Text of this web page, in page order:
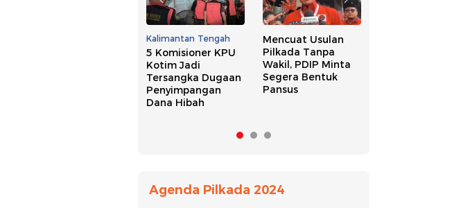
Kalimantan Tengah
5 Komisioner KPU
Kotim Jadi
Tersangka Dugaan
Penyimpangan
Dana Hibah
Mencuat Usulan
Pilkada Tanpa
Wakil, PDIP Minta
Segera Bentuk
Pansus
Agenda Pilkada 2024